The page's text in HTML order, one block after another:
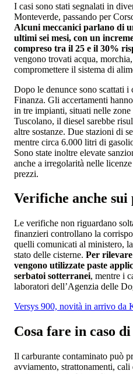
I casi sono stati segnalati in
Monteverde, passando per
Alcuni meccanici parlano di
ultimi sei mesi, con un
compreso tra il 25 e il 30%
vengono trovati acqua,
compromettere il sistema di
Dopo le denunce sono scattati
Finanza. Gli accertamenti
in tre impianti, situati nelle
Tuscolano, il diesel sarebbe
altre sostanze. Due stazioni di
mentre circa 6.000 litri di
Sono state inoltre elevate
anche a irregolarità nelle
prezzi.
Verifiche anche sui
Le verifiche non riguardano
finanzieri controllano la
quelli comunicati al ministero,
stato delle cisterne. Per
vengono utilizzate paste
serbatoi sotterranei, mentre i
laboratori dell’Agenzia delle
Versys 900, novità in arrivo da
Cosa fare in caso di
Il carburante contaminato può
avviamento, strattonamenti,